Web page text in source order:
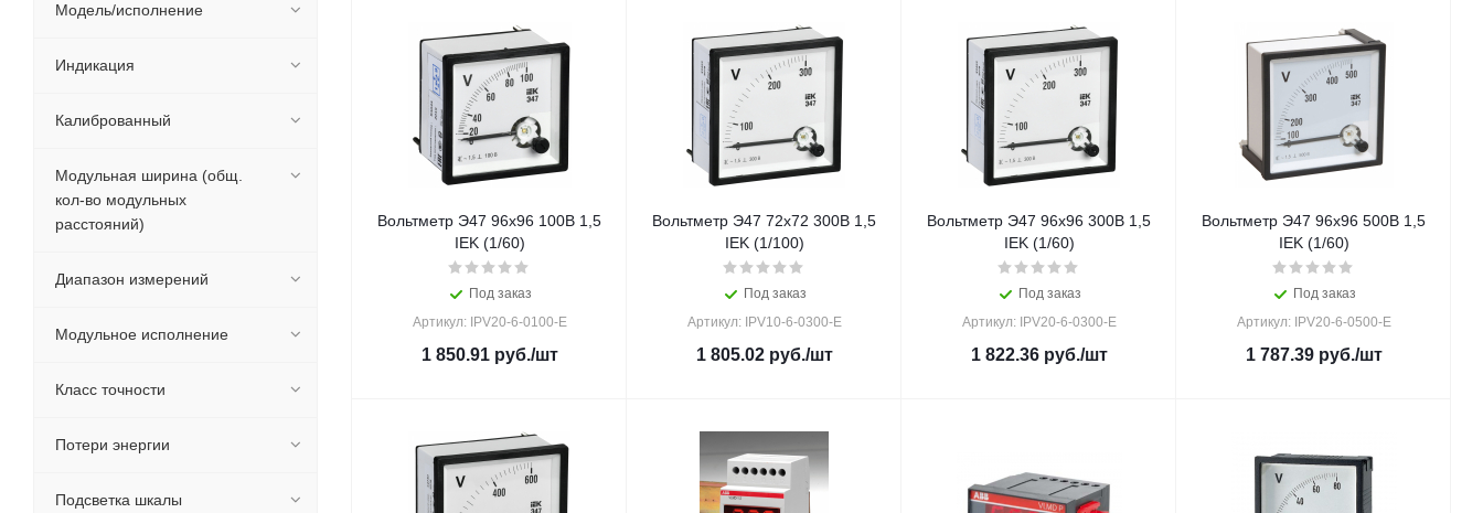
Вольтметр Э47 96х96 100В 1,5
IEK (1/60)
Под заказ
Артикул: IPV20-6-0100-E
1 850.91руб./шт
Вольтметр Э47 72х72 300В 1,5
IEK (1/100)
Под заказ
Артикул: IPV10-6-0300-E
1 805.02руб./шт
Вольтметр Э47 96х96 300В 1,5
IEK (1/60)
Под заказ
Артикул: IPV20-6-0300-E
1 822.36руб./шт
Вольтметр Э47 96х96 500В 1,5
IEK (1/60)
Под заказ
Артикул: IPV20-6-0500-E
1 787.39руб./шт
Модель/исполнение
Индикация
Калиброванный
Модульная ширина (общ.
кол-во модульных
расстояний)
Диапазон измерений
Модульное исполнение
Класс точности
Потери энергии
Подсветка шкалы